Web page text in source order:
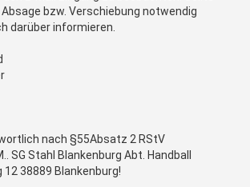
bzw. Verschiebung notwendig
darüber informieren.
nach §55Absatz 2 RStV
SG Stahl Blankenburg Abt. Handball
38889 Blankenburg!